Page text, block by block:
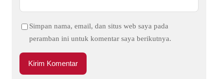
Simpan nama, email, dan situs web saya pada
peramban ini untuk komentar saya berikutnya.